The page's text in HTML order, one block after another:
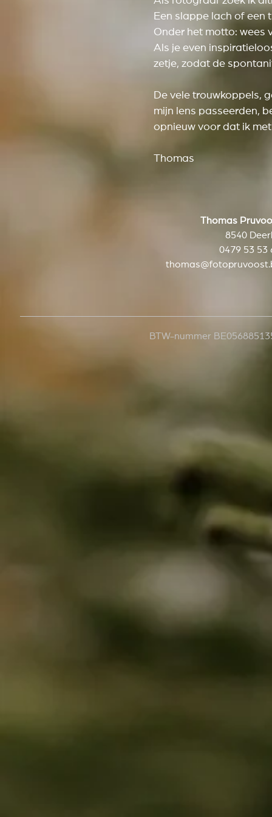
Een slappe lach of een
Onder het motto: wees
Als je even
zetje, zodat de
De vele trouwkoppels,
mijn lens passeerden,
opnieuw voor dat ik
Thomas
Thomas
8540
0479 53 53
BTW-nummer